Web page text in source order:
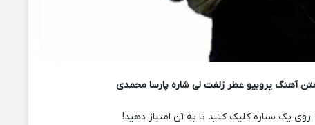
آهنگ پروبیو عطر زلفت لی شاره پارسا محمدی
روی یک ستاره کلیک کنید تا به آن امتیاز دهید!